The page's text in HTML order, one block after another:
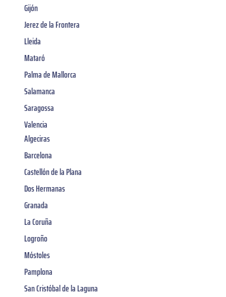
Gijón
Jerez de la Frontera
Lleida
Mataró
Palma de Mallorca
Salamanca
Saragossa
Valencia
Algeciras
Barcelona
Castellón de la Plana
Dos Hermanas
Granada
La Coruña
Logroño
Móstoles
Pamplona
San Cristóbal de la Laguna